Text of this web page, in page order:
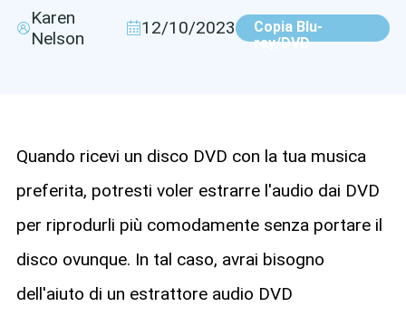
Karen
Nelson
12/10/2023
Copia Blu-
ray/DVD
Quando ricevi un disco DVD con la tua musica
preferita, potresti voler estrarre l'audio dai DVD
per riprodurli più comodamente senza portare il
disco ovunque. In tal caso, avrai bisogno
dell'aiuto di un estrattore audio DVD